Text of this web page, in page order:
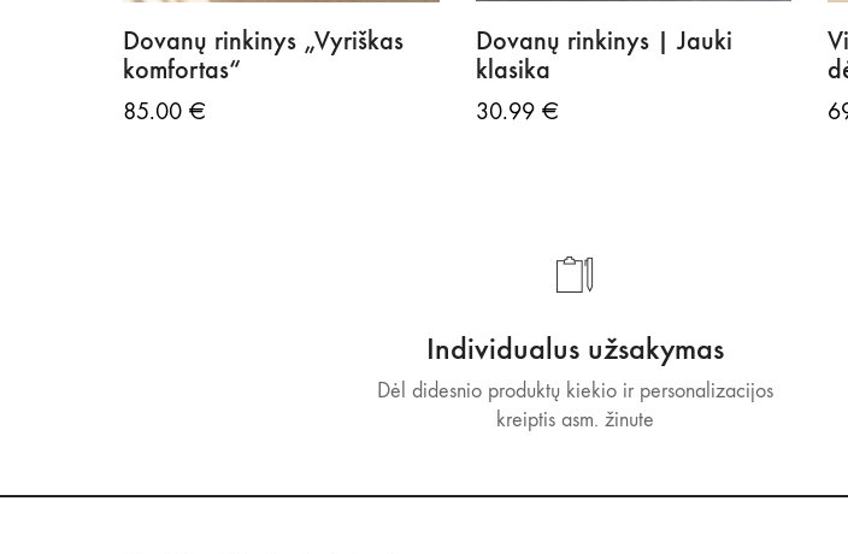
Dovanų rinkinys „Vyriškas
komfortas“
85.00 €
Dovanų rinkinys | Jauki
klasika
30.99 €
Individualus užsakymas
Dėl didesnio produktų kiekio ir personalizacijos
kreiptis asm. žinute